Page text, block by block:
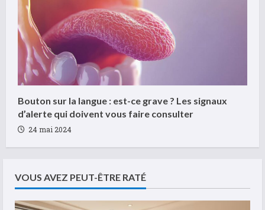
Bouton sur la langue : est-ce grave ? Les signaux
d’alerte qui doivent vous faire consulter
24 mai 2024
VOUS AVEZ PEUT-ÊTRE RATÉ